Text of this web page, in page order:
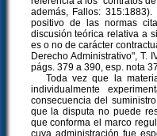
además, Fallos:
positivo de las normas
discusión teórica relativa a
es o no de carácter
Derecho Administrativo", T.
págs. 379 a 390, esp. nota
Toda vez que la
individualmente
consecuencia del
que la disputa no puede
que conforma el marco
cuya administración fue